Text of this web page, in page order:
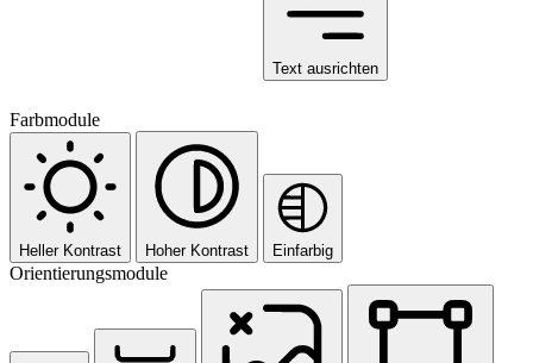
Text ausrichten
Farbmodule
Heller Kontrast Hoher Kontrast Einfarbig
Orientierungsmodule